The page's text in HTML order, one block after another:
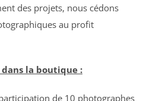
des projets, nous cédons
au profit
dans la boutique :
de 10 photographes